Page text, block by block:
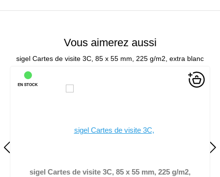
Vous aimerez aussi
sigel Cartes de visite 3C, 85 x 55 mm, 225 g/m2, extra blanc
sigel Cartes de visite 3C, 85 x 55 mm, 225 g/m2,
EN STOCK